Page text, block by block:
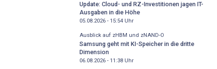
Update: Cloud- und RZ-Investitionen jagen IT-
Ausgaben in die Höhe
05.08.2026 - 15:54Uhr
Ausblick auf zHBM und zNAND-O
Samsung geht mit KI-Speicher in die dritte
Dimension
06.08.2026 - 11:38Uhr